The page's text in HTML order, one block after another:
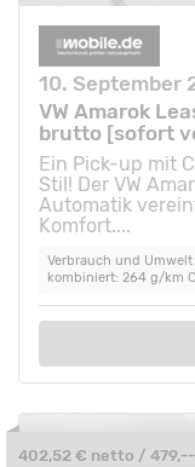
10. September
VW Amarok
brutto [sofort
Ein Pick-up mit
Stil! Der VW
Automatik
Komfort....
Verbrauch und Umwelt
kombiniert: 264 g/km
402,52 € netto /